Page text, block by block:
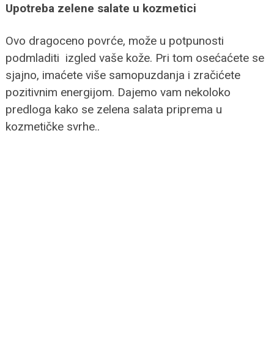
Upotreba zelene salate u kozmetici
Ovo dragoceno povrće, može u potpunosti
podmladiti izgled vaše kože. Pri tom osećaćete se
sjajno, imaćete više samopuzdanja i zračićete
pozitivnim energijom. Dajemo vam nekoloko
predloga kako se zelena salata priprema u
kozmetičke svrhe..